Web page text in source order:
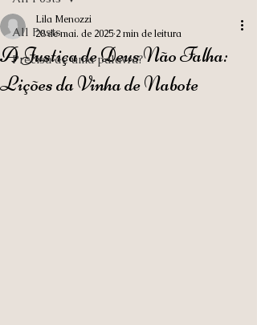
All Posts
Precisa de uma palavra?
A Justiça de Deus Não Falha:
Lições da Vinha de Nabote
Lila Menozzi
28 de mai. de 2025 2 min de leitura